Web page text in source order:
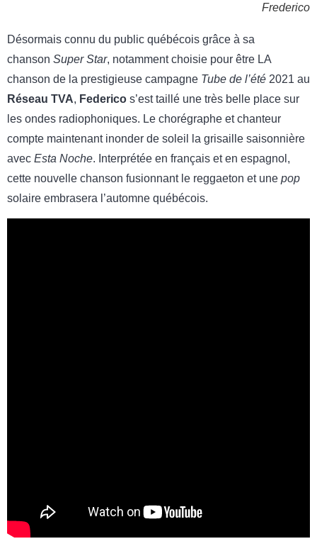
Frederico
Désormais connu du public québécois grâce à sa
chanson Super Star, notamment choisie pour être LA
chanson de la prestigieuse campagne Tube de l’été 2021 au
Réseau TVA, Federico s’est taillé une très belle place sur
les ondes radiophoniques. Le chorégraphe et chanteur
compte maintenant inonder de soleil la grisaille saisonnière
avec Esta Noche. Interprétée en français et en espagnol,
cette nouvelle chanson fusionnant le reggaeton et une pop
solaire embrasera l’automne québécois.